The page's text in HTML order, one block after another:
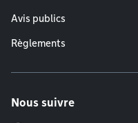
Avis publics
Règlements
Nous suivre